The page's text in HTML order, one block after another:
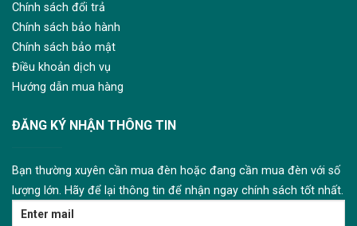
Chính sách đổi trả
Chính sách bảo hành
Chính sách bảo mật
Điều khoản dịch vụ
Hướng dẫn mua hàng
ĐĂNG KÝ NHẬN THÔNG TIN
Bạn thường xuyên cần mua đèn hoặc đang cần mua đèn với số
lượng lớn. Hãy để lại thông tin để nhận ngay chính sách tốt nhất.